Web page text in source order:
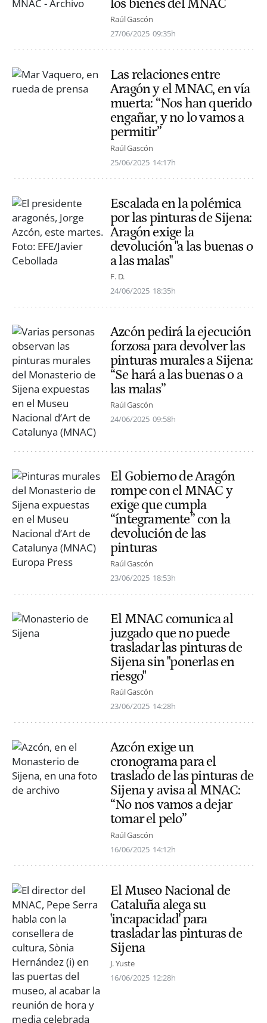
los bienes del MNAC
Raúl Gascón
27/06/2025 09:35h
Las relaciones entre
Aragón y el MNAC, en vía
muerta: “Nos han querido
engañar, y no lo vamos a
permitir”
Raúl Gascón
25/06/2025 14:17h
Escalada en la polémica
por las pinturas de Sijena:
Aragón exige la
devolución "a las buenas o
a las malas"
F. D.
24/06/2025 18:35h
Azcón pedirá la ejecución
forzosa para devolver las
pinturas murales a Sijena:
“Se hará a las buenas o a
las malas”
Raúl Gascón
24/06/2025 09:58h
El Gobierno de Aragón
rompe con el MNAC y
exige que cumpla
“íntegramente” con la
devolución de las
pinturas
Raúl Gascón
23/06/2025 18:53h
El MNAC comunica al
juzgado que no puede
trasladar las pinturas de
Sijena sin "ponerlas en
riesgo"
Raúl Gascón
23/06/2025 14:28h
Azcón exige un
cronograma para el
traslado de las pinturas de
Sijena y avisa al MNAC:
“No nos vamos a dejar
tomar el pelo”
Raúl Gascón
16/06/2025 14:12h
El Museo Nacional de
Cataluña alega su
'incapacidad' para
trasladar las pinturas de
Sijena
J. Yuste
16/06/2025 12:28h